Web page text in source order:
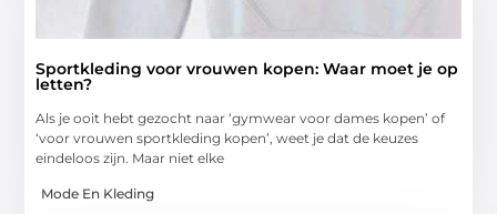
Sportkleding voor vrouwen kopen: Waar moet je op
letten?
Als je ooit hebt gezocht naar ‘gymwear voor dames kopen’ of
‘voor vrouwen sportkleding kopen’, weet je dat de keuzes
eindeloos zijn. Maar niet elke
Mode En Kleding